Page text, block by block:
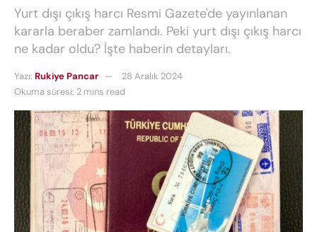
Yurt dışı çıkış harcı Resmi Gazete'de yayınlanan
kararla beraber zamlandı. Peki yurt dışı çıkış harcı
ne kadar oldu? İşte haberin detayları.
Yazı: Rukiye Pancar
28 Aralık 2024
Okuma süresi: 2 mins read